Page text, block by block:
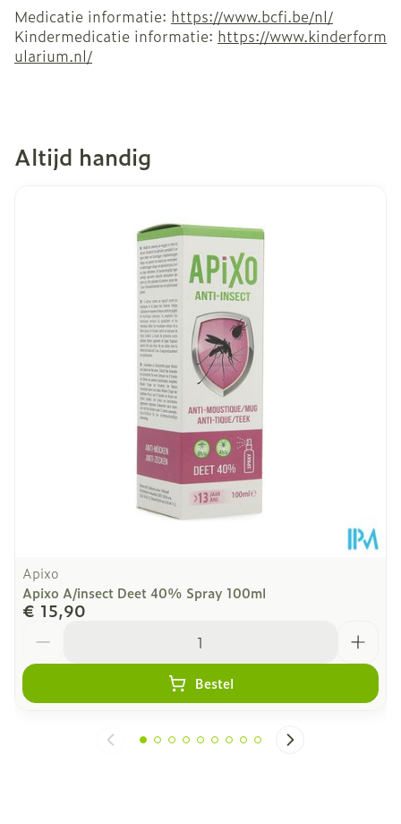
Medicatie informatie: https://www.bcfi.be/nl/
Kindermedicatie informatie: https://www.kinderform
ularium.nl/
Altijd handig
Apixo
Apixo A/insect Deet 40% Spray 100ml
€ 15,90
Bestel